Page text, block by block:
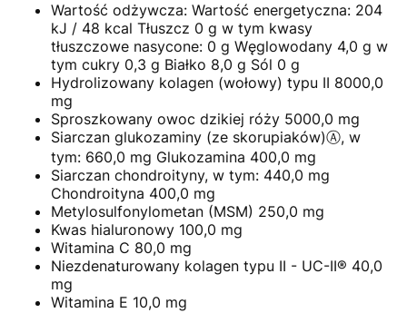
Wartość odżywcza: Wartość energetyczna: 204
kJ / 48 kcal Tłuszcz 0 g w tym kwasy
tłuszczowe nasycone: 0 g Węglowodany 4,0 g w
tym cukry 0,3 g Białko 8,0 g Sól 0 g
Hydrolizowany kolagen (wołowy) typu II 8000,0
mg
Sproszkowany owoc dzikiej róży 5000,0 mg
Siarczan glukozaminy (ze skorupiaków)Ⓐ, w
tym: 660,0 mg Glukozamina 400,0 mg
Siarczan chondroityny, w tym: 440,0 mg
Chondroityna 400,0 mg
Metylosulfonylometan (MSM) 250,0 mg
Kwas hialuronowy 100,0 mg
Witamina C 80,0 mg
Niezdenaturowany kolagen typu II - UC-II® 40,0
mg
Witamina E 10,0 mg